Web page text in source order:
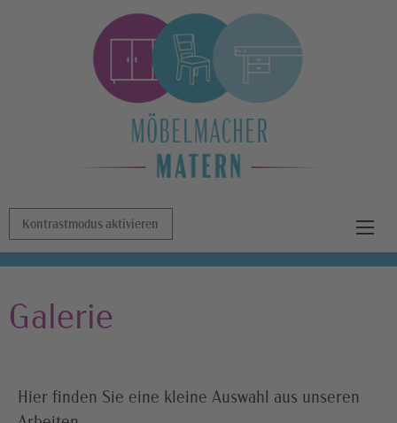
Kontrastmodus aktivieren
Galerie
Hier finden Sie eine kleine Auswahl aus unseren